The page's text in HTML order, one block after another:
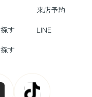
来店予約
す
LINE
す